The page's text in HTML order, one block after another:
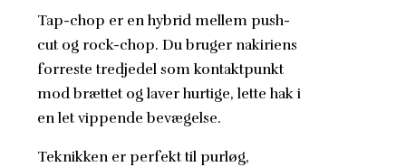
Tap-chop er en hybrid mellem push-
cut og rock-chop. Du bruger nakiriens
forreste tredjedel som kontaktpunkt
mod brættet og laver hurtige, lette hak i
en let vippende bevægelse.
Teknikken er perfekt til purløg,